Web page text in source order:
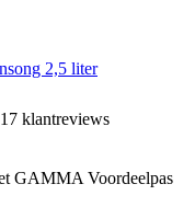
2,5 liter
klantreviews
GAMMA Voordeelpas